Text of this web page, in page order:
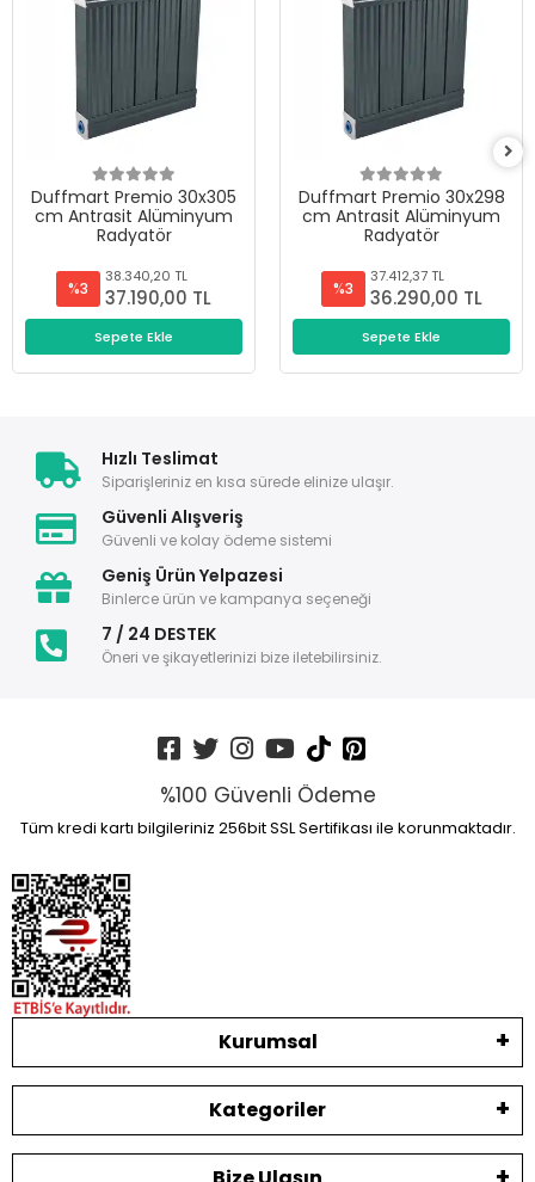
Duffmart Premio 30x305
cm Antrasit Alüminyum
Radyatör
%3
38.340,20 TL
37.190,00 TL
Sepete Ekle
Duffmart Premio 30x298
cm Antrasit Alüminyum
Radyatör
%3
37.412,37 TL
36.290,00 TL
Sepete Ekle
Hızlı Teslimat
Siparişleriniz en kısa sürede elinize ulaşır.
Güvenli Alışveriş
Güvenli ve kolay ödeme sistemi
Geniş Ürün Yelpazesi
Binlerce ürün ve kampanya seçeneği
7 / 24 DESTEK
Öneri ve şikayetlerinizi bize iletebilirsiniz.
%100 Güvenli Ödeme
Tüm kredi kartı bilgileriniz 256bit SSL Sertifikası ile korunmaktadır.
Kurumsal
Kategoriler